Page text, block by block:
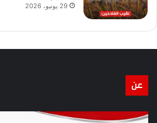
29 يونيو، 2026
عن